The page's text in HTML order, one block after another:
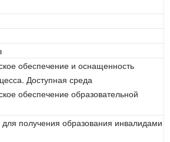
обеспечение и оснащенность
Доступная среда
обеспечение образовательной
получения образования инвалидами